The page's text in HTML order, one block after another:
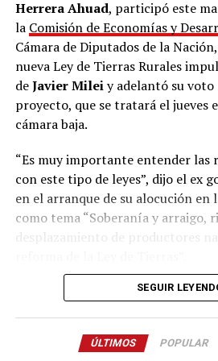
El Capítulo 3, retirado hoy por
manera específica la modificación
Ley de Tierras Rurales 26.737,
restricciones para que capitales y
extranjeros adquieran campos y
territoriales en el país.
Entre los puntos centrales y los
relevantes, se destacaba el
15% a 25% la propiedad foránea
nacional, provincial y municipal.
gobierno en su intento por
Senado, ya que el proyecto
El Capítulo 3 derogaba también
Herrera Ahuad, participó este
la Comisión de Economías y
Cámara de Diputados de la
nueva Ley de Tierras Rurales
deJavier Mileiy adelantó su voto
proyecto, que se tratará el jueves
cámara baja.
“Es muy importante entender las
con este tipo de leyes”, dijo el ex
en el arranque de su alocución
como tema “Soberanía y arraigo,
desplazamiento de productores
Flanqueado por su colega de
título de la primera parte de la ley,
‘inviolabilidad de la propiedad
SEGUIR
ÚLTIMOS POPULAR